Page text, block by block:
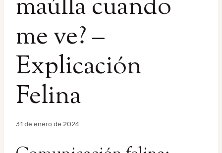
maúlla cuando
me ve? –
Explicación
Felina
Por
31 de enero de 2024